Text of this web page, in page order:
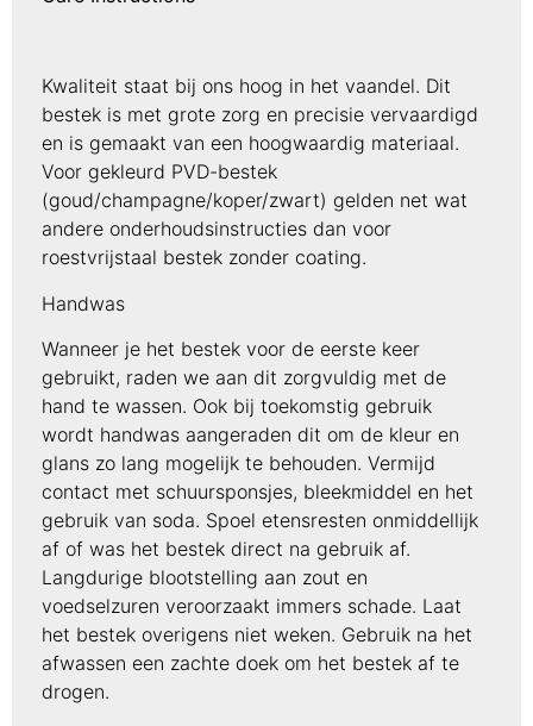
Kwaliteit staat bij ons hoog in het vaandel. Dit
bestek is met grote zorg en precisie vervaardigd
en is gemaakt van een hoogwaardig materiaal.
Voor gekleurd PVD-bestek
(goud/champagne/koper/zwart) gelden net wat
andere onderhoudsinstructies dan voor
roestvrijstaal bestek zonder coating.
Handwas
Wanneer je het bestek voor de eerste keer
gebruikt, raden we aan dit zorgvuldig met de
hand te wassen. Ook bij toekomstig gebruik
wordt handwas aangeraden dit om de kleur en
glans zo lang mogelijk te behouden. Vermijd
contact met schuursponsjes, bleekmiddel en het
gebruik van soda. Spoel etensresten onmiddellijk
af of was het bestek direct na gebruik af.
Langdurige blootstelling aan zout en
voedselzuren veroorzaakt immers schade. Laat
het bestek overigens niet weken. Gebruik na het
afwassen een zachte doek om het bestek af te
drogen.